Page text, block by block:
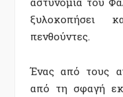
ξυλοκοπήσει
πενθούντες.
Ένας από τους
από τη σφαγή